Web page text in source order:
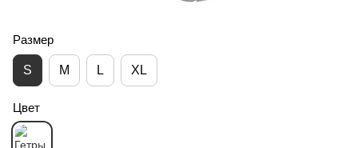
Размер
S M L XL
Цвет